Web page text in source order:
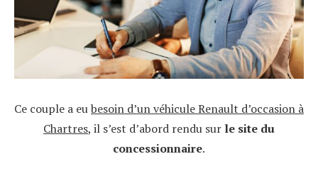
Ce couple a eubesoin d’un véhicule Renault d’occasion à
Chartres, il s’est d’abord rendu sur le site du
concessionnaire.